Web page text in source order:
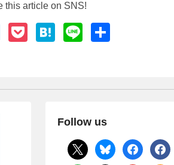
this article on SNS!
T
er
P
et
H
n
Li
Follow us
x bluesky facebook